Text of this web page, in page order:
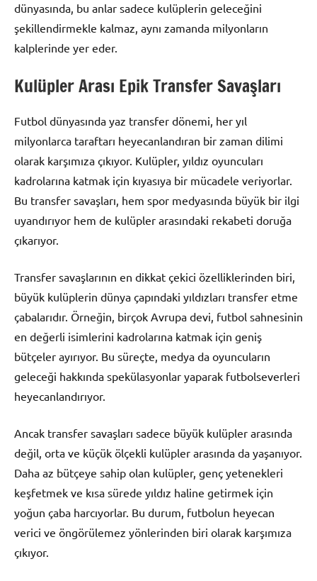
dünyasında, bu anlar sadece kulüplerin geleceğini
şekillendirmekle kalmaz, aynı zamanda milyonların
kalplerinde yer eder.
Kulüpler Arası Epik Transfer Savaşları
Futbol dünyasında yaz transfer dönemi, her yıl
milyonlarca taraftarı heyecanlandıran bir zaman dilimi
olarak karşımıza çıkıyor. Kulüpler, yıldız oyuncuları
kadrolarına katmak için kıyasıya bir mücadele veriyorlar.
Bu transfer savaşları, hem spor medyasında büyük bir ilgi
uyandırıyor hem de kulüpler arasındaki rekabeti doruğa
çıkarıyor.
Transfer savaşlarının en dikkat çekici özelliklerinden biri,
büyük kulüplerin dünya çapındaki yıldızları transfer etme
çabalarıdır. Örneğin, birçok Avrupa devi, futbol sahnesinin
en değerli isimlerini kadrolarına katmak için geniş
bütçeler ayırıyor. Bu süreçte, medya da oyuncuların
geleceği hakkında spekülasyonlar yaparak futbolseverleri
heyecanlandırıyor.
Ancak transfer savaşları sadece büyük kulüpler arasında
değil, orta ve küçük ölçekli kulüpler arasında da yaşanıyor.
Daha az bütçeye sahip olan kulüpler, genç yetenekleri
keşfetmek ve kısa sürede yıldız haline getirmek için
yoğun çaba harcıyorlar. Bu durum, futbolun heyecan
verici ve öngörülemez yönlerinden biri olarak karşımıza
çıkıyor.